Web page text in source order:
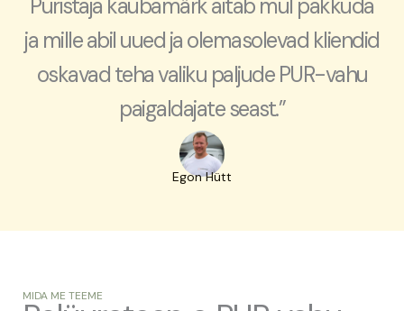
Puristaja kaubamärk aitab mul pakkuda
ja mille abil uued ja olemasolevad kliendid
oskavad teha valiku paljude PUR-vahu
paigaldajate seast.”
Egon Hütt
MIDA ME TEEME